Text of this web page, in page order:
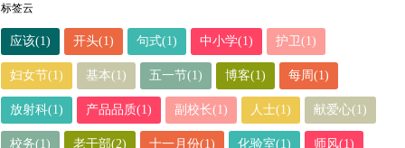
标签云
应该(1) 开头(1) 句式(1) 中小学(1) 护卫(1)
妇女节(1) 基本(1) 五一节(1) 博客(1) 每周(1)
放射科(1) 产品品质(1) 副校长(1) 人士(1) 献爱心(1)
校务(1) 老干部(2) 十一月份(1) 化验室(1) 师风(1)